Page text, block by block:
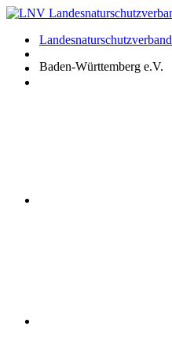
Zum
springenLandesnaturschutzverband
Baden-Württemberg e.V.